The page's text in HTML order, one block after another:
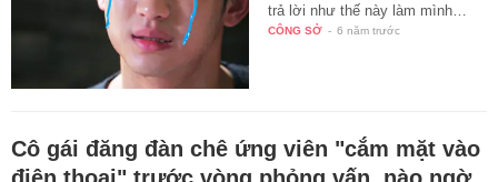
trả lời như thế này làm mình…
CÔNG SỞ - 6 năm trước
Cô gái đăng đàn chê ứng viên "cắm mặt vào